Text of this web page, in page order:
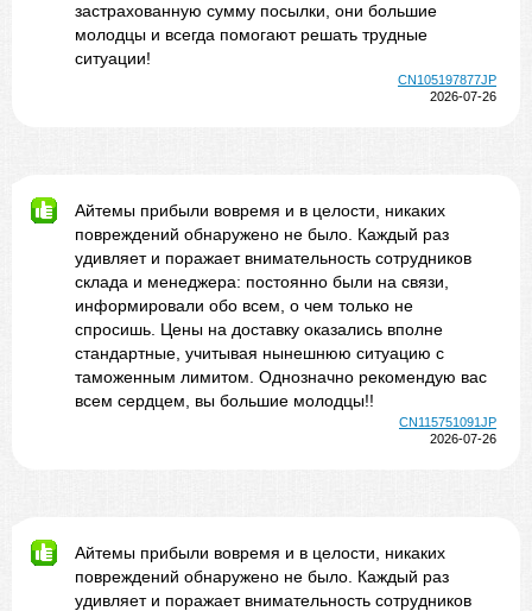
застрахованную сумму посылки, они большие
молодцы и всегда помогают решать трудные
ситуации!
CN105197877JP
2026-07-26
Айтемы прибыли вовремя и в целости, никаких
повреждений обнаружено не было. Каждый раз
удивляет и поражает внимательность сотрудников
склада и менеджера: постоянно были на связи,
информировали обо всем, о чем только не
спросишь. Цены на доставку оказались вполне
стандартные, учитывая нынешнюю ситуацию с
таможенным лимитом. Однозначно рекомендую вас
всем сердцем, вы большие молодцы!!
CN115751091JP
2026-07-26
Айтемы прибыли вовремя и в целости, никаких
повреждений обнаружено не было. Каждый раз
удивляет и поражает внимательность сотрудников